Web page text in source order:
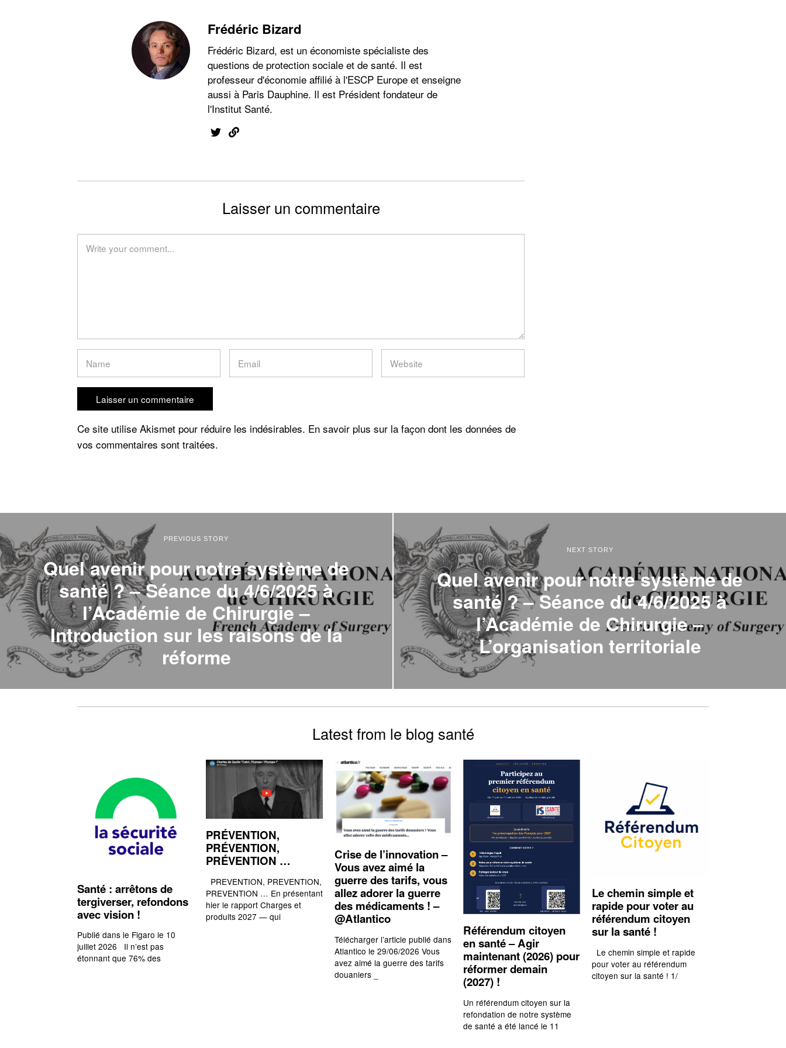
Frédéric Bizard
Frédéric Bizard, est un économiste spécialiste des
questions de protection sociale et de santé. Il est
professeur d'économie affilié à l'ESCP Europe et enseigne
aussi à Paris Dauphine. Il est Président fondateur de
l'Institut Santé.
Laisser un commentaire
Ce site utilise Akismet pour réduire les indésirables. En savoir plus sur la façon dont les données de
vos commentaires sont traitées.
PREVIOUS STORY
Quel avenir pour notre système de
santé ? – Séance du 4/6/2025 à
l’Académie de Chirurgie –
Introduction sur les raisons de la
réforme
NEXT STORY
Quel avenir pour notre système de
santé ? – Séance du 4/6/2025 à
l’Académie de Chirurgie –
L’organisation territoriale
Latest from le blog santé
Santé : arrêtons de
tergiverser, refondons
avec vision !
Publié dans le Figaro le 10
juillet 2026 Il n’est pas
étonnant que 76% des
PRÉVENTION,
PRÉVENTION,
PRÉVENTION …
PREVENTION, PREVENTION,
PREVENTION … En présentant
hier le rapport Charges et
produits 2027 — qui
Crise de l’innovation –
Vous avez aimé la
guerre des tarifs, vous
allez adorer la guerre
des médicaments ! –
@Atlantico
Télécharger l’article publié dans
Atlantico le 29/06/2026 Vous
avez aimé la guerre des tarifs
douaniers _
Référendum citoyen
en santé – Agir
maintenant (2026) pour
réformer demain
(2027) !
Un référendum citoyen sur la
refondation de notre système
de santé a été lancé le 11
Le chemin simple et
rapide pour voter au
référendum citoyen
sur la santé !
Le chemin simple et rapide
pour voter au référendum
citoyen sur la santé ! 1/